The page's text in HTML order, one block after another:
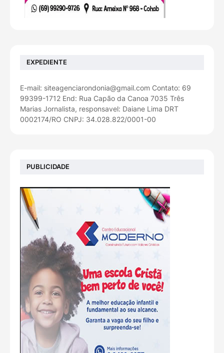
EXPEDIENTE
E-mail: siteagenciarondonia@gmail.com Contato: 69
99399-1712 End: Rua Capão da Canoa 7035 Três
Marias Jornalista, responsavel: Daiane Lima DRT
0002174/RO CNPJ: 34.028.822/0001-00
PUBLICIDADE